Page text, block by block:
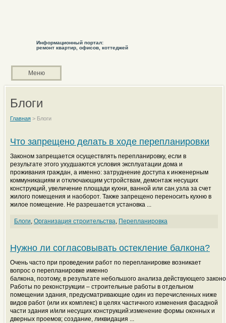
Информационный портал:
ремонт квартир, офисов, коттеджей
Меню
Блоги
Главная> Блоги
Что запрещено делать в ходе перепланировки
Законом запрещается осуществлять перепланировку, если в
результате этого ухудшаются условия эксплуатации дома и
проживания граждан, а именно: затруднение доступа к инженерным
коммуникациям и отключающим устройствам, демонтаж несущих
конструкций, увеличение площади кухни, ванной или сан.узла за счет
жилого помещения и наоборот. Также запрещено переносить кухню в
жилое помещение. Не разрешается установка ...
Блоги, Организация строительства, Перепланировка
Нужно ли согласовывать остекление балкона?
Очень часто при проведении работ по перепланировке возникает
вопрос о перепланировке именно
балкона, поэтому, в результате небольшого анализа действующего
Работы по реконструкции – строительные работы в отдельном
помещении здания, предусматривающие один из перечисленных ниже
видов работ (или их комплекс) в целях частичного изменения фасадной
части здания и/или несущих конструкций:изменение формы оконных и
дверных проемов; создание, ликвидация ...